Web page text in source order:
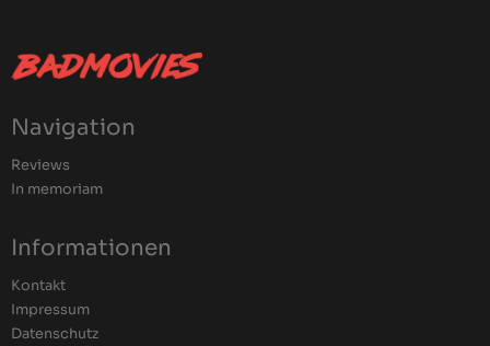
Navigation
Reviews
In memoriam
Informationen
Kontakt
Impressum
Datenschutz